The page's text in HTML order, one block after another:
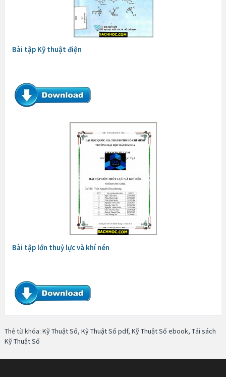
Bài tập Kỹ thuật điện
Bài tập lớn thuỷ lực và khí nén
Thẻ từ khóa: Kỹ Thuật Số, Kỹ Thuật Số pdf, Kỹ Thuật Số ebook, Tải sách
Kỹ Thuật Số